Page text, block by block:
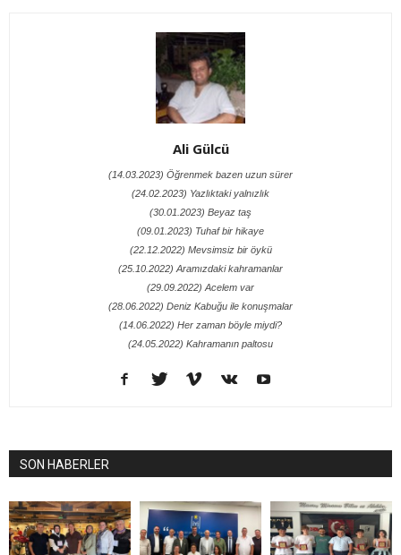
Ali Gülcü
(14.03.2023) Öğrenmek bazen uzun sürer
(24.02.2023) Yazlıktaki yalnızlık
(30.01.2023) Beyaz taş
(09.01.2023) Tuhaf bir hikaye
(22.12.2022) Mevsimsiz bir öykü
(25.10.2022) Aramızdaki kahramanlar
(29.09.2022) Acelem var
(28.06.2022) Deniz Kabuğu ile konuşmalar
(14.06.2022) Her zaman böyle miydi?
(24.05.2022) Kahramanın paltosu
SON HABERLER